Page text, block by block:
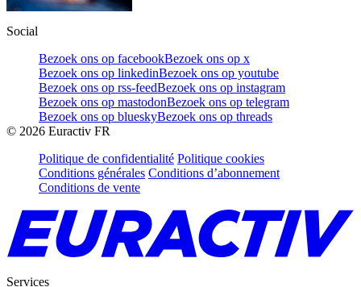
Social
Bezoek ons op facebookBezoek ons op x
Bezoek ons op linkedinBezoek ons op youtube
Bezoek ons op rss-feedBezoek ons op instagram
Bezoek ons op mastodonBezoek ons op telegram
Bezoek ons op blueskyBezoek ons op threads
© 2026 Euractiv FR
Politique de confidentialité Politique cookies
Conditions générales Conditions d’abonnement
Conditions de vente
Services